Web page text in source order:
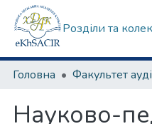
Розділи та
Головна
Науково-